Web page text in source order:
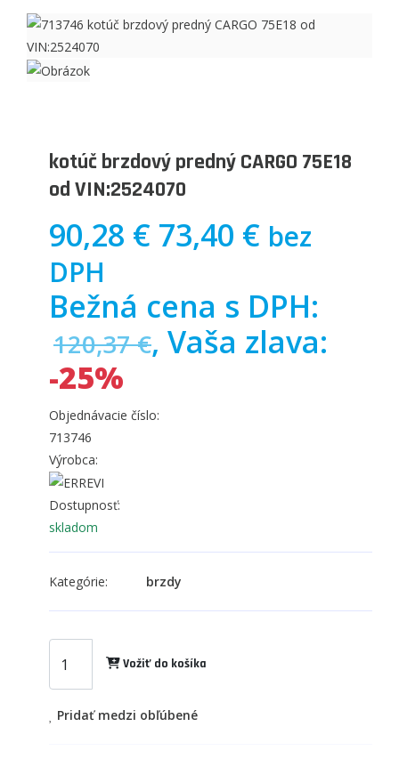
kotúč brzdový predný CARGO 75E18
od VIN:2524070
90,28 € 73,40 € bez
DPH
Bežná cena s DPH:
120,37 €, Vaša zlava:
-25%
Objednávacie číslo:
713746
Výrobca:
Dostupnosť:
skladom
Kategórie: brzdy
Vožiť do košíka
Pridať medzi obľúbené